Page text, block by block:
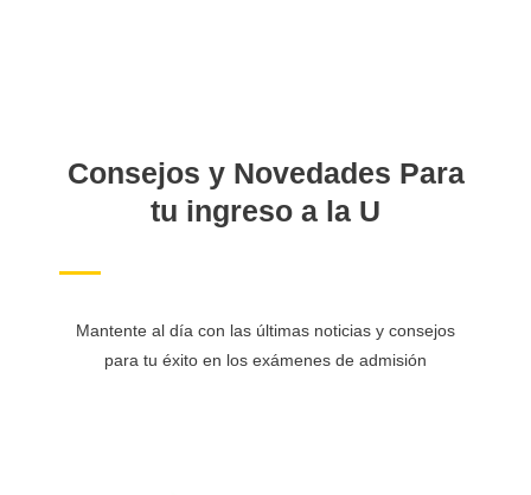
Consejos y Novedades Para
tu ingreso a la U
Mantente al día con las últimas noticias y consejos
para tu éxito en los exámenes de admisión